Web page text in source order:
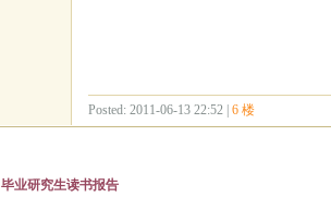
Posted: 2011-06-13 22:52 | 6 楼
毕业研究生读书报告